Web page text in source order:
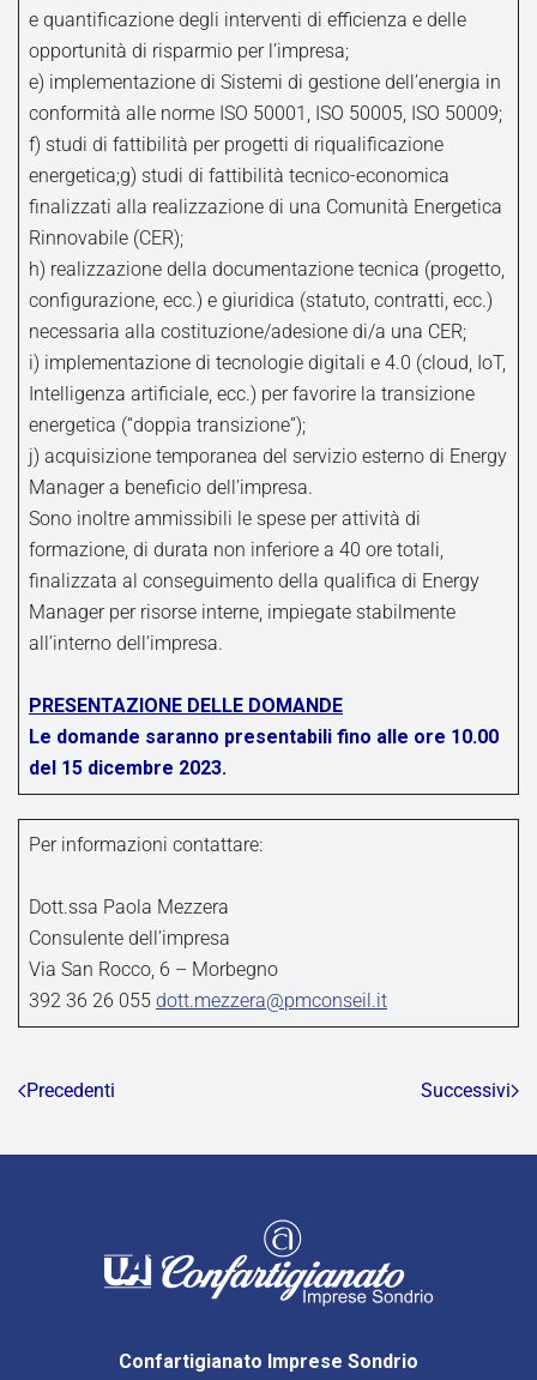
e quantificazione degli interventi di efficienza e delle
opportunità di risparmio per l’impresa;
e) implementazione di Sistemi di gestione dell’energia in
conformità alle norme ISO 50001, ISO 50005, ISO 50009;
f) studi di fattibilità per progetti di riqualificazione
energetica;g) studi di fattibilità tecnico-economica
finalizzati alla realizzazione di una Comunità Energetica
Rinnovabile (CER);
h) realizzazione della documentazione tecnica (progetto,
configurazione, ecc.) e giuridica (statuto, contratti, ecc.)
necessaria alla costituzione/adesione di/a una CER;
i) implementazione di tecnologie digitali e 4.0 (cloud, IoT,
Intelligenza artificiale, ecc.) per favorire la transizione
energetica (“doppia transizione”);
j) acquisizione temporanea del servizio esterno di Energy
Manager a beneficio dell’impresa.
Sono inoltre ammissibili le spese per attività di
formazione, di durata non inferiore a 40 ore totali,
finalizzata al conseguimento della qualifica di Energy
Manager per risorse interne, impiegate stabilmente
all’interno dell’impresa.
PRESENTAZIONE DELLE DOMANDE
Le domande saranno presentabili fino alle ore 10.00
del 15 dicembre 2023.
Per informazioni contattare:
Dott.ssa Paola Mezzera
Consulente dell’impresa
Via San Rocco, 6 – Morbegno
392 36 26 055 dott.mezzera@pmconseil.it
Precedenti Successivi
Confartigianato Imprese Sondrio